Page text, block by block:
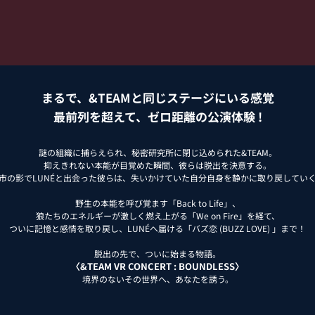
まるで、&TEAMと同じステージにいる感覚
最前列を超えて、ゼロ距離の公演体験 !
謎の組織に捕らえられ、秘密研究所に閉じ込められた&TEAM。
抑えきれない本能が目覚めた瞬間、彼らは脱出を決意する。
の影でLUNÉと出会った彼らは、失いかけていた自分自身を静かに取り戻してい
野生の本能を呼び覚ます「Back to Life」、
狼たちのエネルギーが激しく燃え上がる「We on Fire」を経て、
ついに記憶と感情を取り戻し、LUNÉへ届ける「バズ恋 (BUZZ LOVE) 」まで！
脱出の先で、ついに始まる物語。
〈&TEAM VR CONCERT : BOUNDLESS〉
境界のないその世界へ、あなたを誘う。